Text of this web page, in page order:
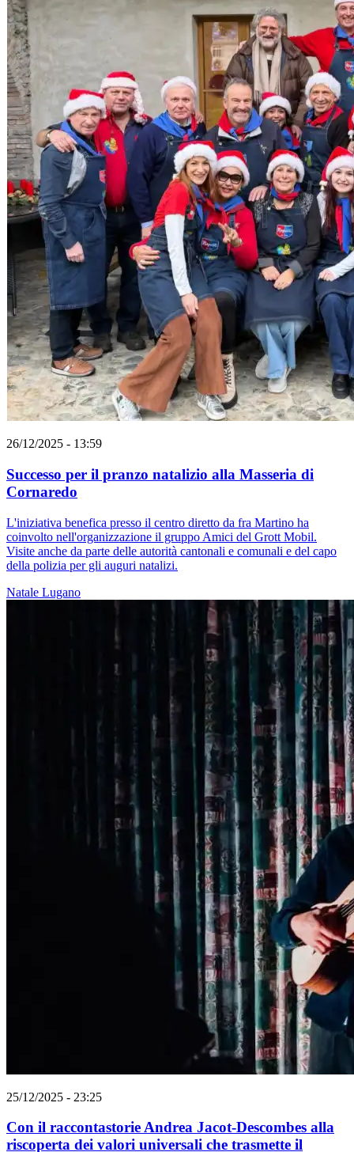
26/12/2025 - 13:59
Successo per il pranzo natalizio alla Masseria di
Cornaredo
L'iniziativa benefica presso il centro diretto da fra Martino ha
coinvolto nell'organizzazione il gruppo Amici del Grott Mobil.
Visite anche da parte delle autorità cantonali e comunali e del capo
della polizia per gli auguri natalizi.
Natale Lugano
25/12/2025 - 23:25
Con il raccontastorie Andrea Jacot-Descombes alla
riscoperta dei valori universali che trasmette il